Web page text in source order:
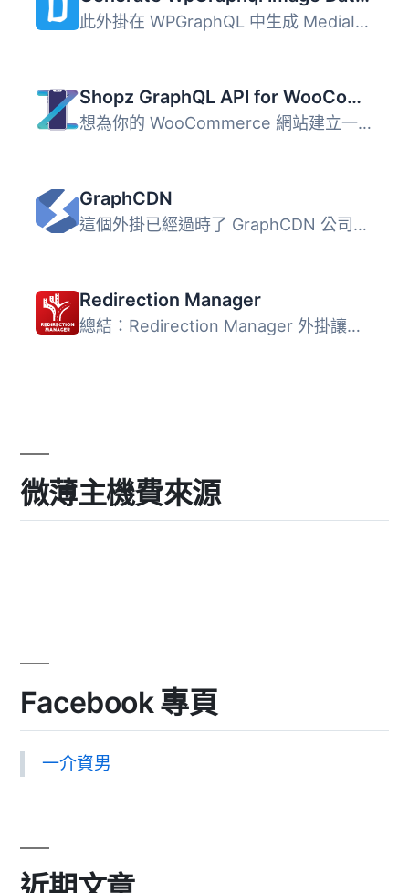
此外掛在 WPGraphQL 中生成 MediaItem 的 DataUrl。 這是 aws...
Shopz GraphQL API for WooCommerce
想為你的 WooCommerce 網站建立一個行動應用程式嗎？我們的外...
GraphCDN
這個外掛已經過時了 GraphCDN 公司已經改名為 Stellate！我們...
Redirection Manager
總結：Redirection Manager 外掛讓您可以直接從 WordPress 後...
微薄主機費來源
Facebook 專頁
一介資男